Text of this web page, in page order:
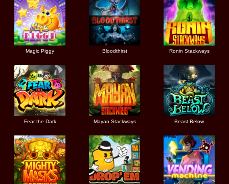
Magic Piggy Bloodthirst Ronin Stackways
Fear the Dark Mayan Stackways Beast Below